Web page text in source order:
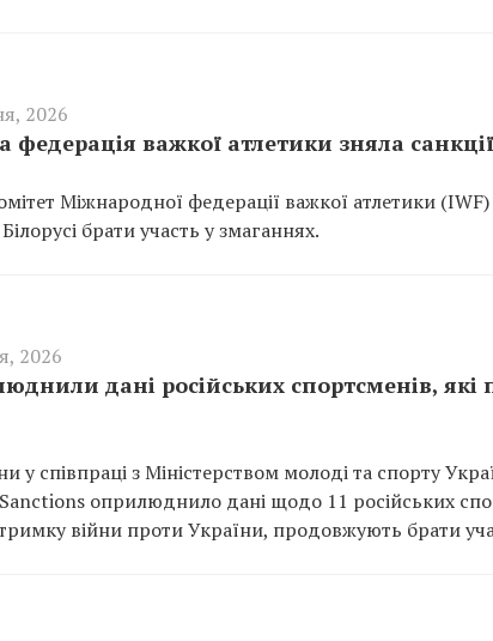
2026
важкої атлетики зняла санкції
Міжнародної федерації важкої атлетики
Білорусі брати участь у змаганнях.
2026
дані російських спортсменів,
у співпраці з Міністерством молоді та спорту
оприлюднило дані щодо 11 російських
війни проти України, продовжують брати